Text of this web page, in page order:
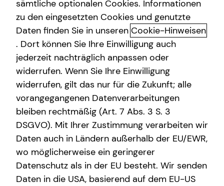
Videoberatung
Dürfen wir uns kurz vorstellen? Wir sind tecis – die
Finanzberatung deiner Generation – und begleiten dich
auf deinem Weg in eine finanziell selbstbestimmte
Zukunft. Altersvorsorge, Absicherung, Vermögensaufbau,
Immobilienfinanzierung – wir sind Ansprechpartner für
die finanziellen Fragen in deinem Leben.
Gegründet wurde die tecis Finanzdienstleistungen AG
bereits 1986 in Hamburg. Heute sind wir mit über 3.900
lizenzierten Finanzberaterinnen und Finanzberatern
deutschlandweit vertreten. Uns verbindet die
Leidenschaft für das, was wir tun. Unsere Mission dabei
ist es, den nachfolgenden Generationen eine bessere
finanzielle Zukunft zu ermöglichen.
sämtliche optionalen Cookies. Informationen
zu den eingesetzten Cookies und genutzte
Daten finden Sie in unseren Cookie-Hinweisen
. Dort können Sie Ihre Einwilligung auch
jederzeit nachträglich anpassen oder
widerrufen. Wenn Sie Ihre Einwilligung
widerrufen, gilt das nur für die Zukunft; alle
vorangegangenen Datenverarbeitungen
bleiben rechtmäßig (Art. 7 Abs. 3 S. 3
DSGVO). Mit Ihrer Zustimmung verarbeiten wir
Daten auch in Ländern außerhalb der EU/EWR,
wo möglicherweise ein geringerer
Datenschutz als in der EU besteht. Wir senden
Daten in die USA, basierend auf dem EU-US